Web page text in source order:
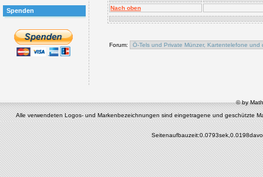
Spenden Nach oben
Forum:
© by
Alle verwendeten Logos- und Markenbezeichnungen sind eingetragene und geschützte